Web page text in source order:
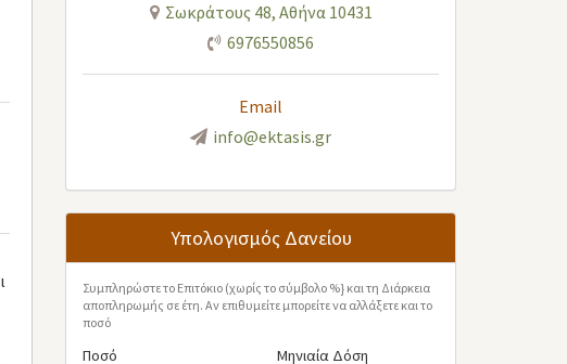
Σωκράτους 48, Αθήνα 10431
6976550856
Email
info@ektasis.gr
Υπολογισμός Δανείου
Συμπληρώστε το Επιτόκιο (χωρίς το σύμβολο %} και τη Διάρκεια
αποπληρωμής σε έτη. Αν επιθυμείτε μπορείτε να αλλάξετε και το
ποσό
Ποσό Μηνιαία Δόση